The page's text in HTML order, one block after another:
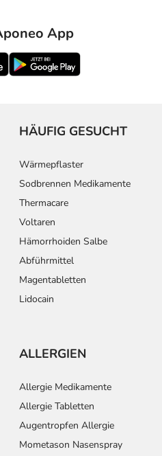
App
HÄUFIG GESUCHT
Wärmepflaster
Sodbrennen Medikamente
Thermacare
Voltaren
Hämorrhoiden Salbe
Abführmittel
Magentabletten
Lidocain
ALLERGIEN
Allergie Medikamente
Allergie Tabletten
Augentropfen Allergie
Mometason Nasenspray